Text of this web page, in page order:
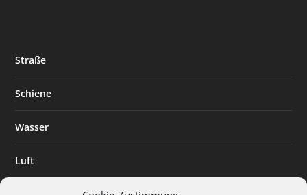
Straße
Schiene
Wasser
Luft